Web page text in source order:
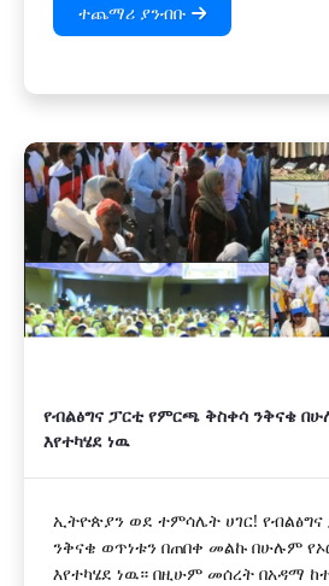
ተጨማሪ ያንብቡ
የብልፅግና ፓርቲ የምርጫ ቅስቀሳ ንቅናቄ
እየተካሄደ ነዉ
ኢትዮጵያን ወደ ተምሳሌት ሀገር!
ንቅናቄ ወጥነቱን በጠበቀ መልኩ በሁሉም
እየተካሄደ ነዉ። በዚሁም መሰረት በአዳማ